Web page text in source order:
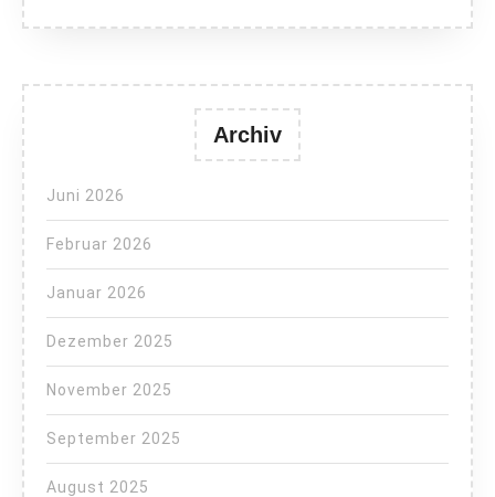
Archiv
Juni 2026
Februar 2026
Januar 2026
Dezember 2025
November 2025
September 2025
August 2025